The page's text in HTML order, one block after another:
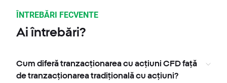
ÎNTREBĂRI FECVENTE
Ai întrebări?
Cum diferă tranzacționarea cu acțiuni CFD față
de tranzacționarea tradițională cu acțiuni?